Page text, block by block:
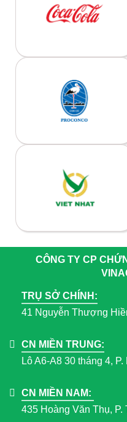
CÔNG TY CP
TRỤ SỞ CHÍNH:
41 Nguyễn Thượng
CN MIỀN TRUNG:
Lô A6-A8 30 tháng 4,
CN MIỀN NAM:
435 Hoàng Văn Thụ,